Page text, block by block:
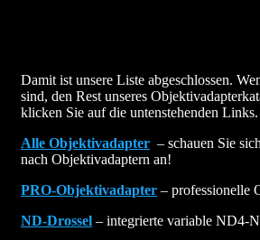
Damit ist unsere Liste abgeschlossen.
sind, den Rest unseres
klicken Sie auf die untenstehenden Links.
Alle Objektivadapter – schauen Sie
nach Objektivadaptern an!
PRO-Objektivadapter – professionelle
ND-Drossel – integrierte variable ND4-